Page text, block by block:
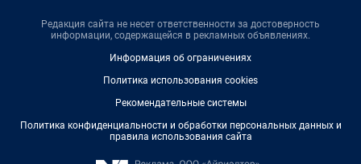
Редакция сайта не несет ответственности за достоверность
информации, содержащейся в рекламных объявлениях.
Информация об ограничениях
Политика использования cookies
Рекомендательные системы
Политика конфиденциальности и обработки персональных данных и
правила использования сайта